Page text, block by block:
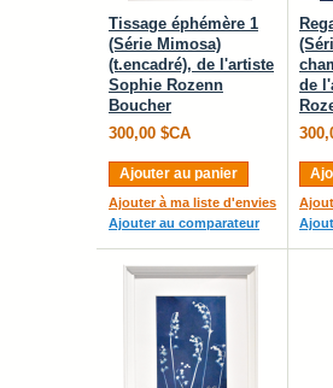
Tissage éphémère 1
(Série Mimosa)
(t.encadré), de l'artiste
Sophie Rozenn
Boucher
300,00 $CA
Ajouter au panier
Ajouter à ma liste d'envies
Ajouter au comparateur
de